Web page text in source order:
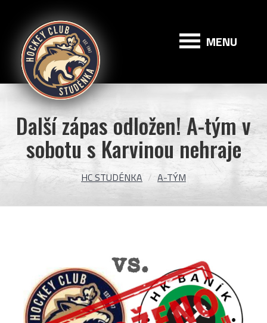
Studénka
MENU
Další zápas odložen! A-tým v
sobotu s Karvinou nehraje
HC STUDÉNKA A-TÝM